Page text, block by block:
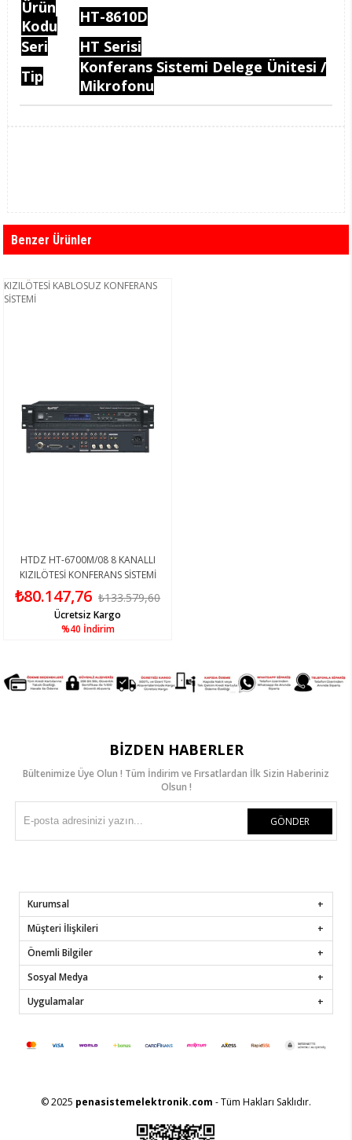
Ürün
Kodu
HT-8610D
Seri
HT Serisi
Tip
Konferans Sistemi Delege Ünitesi /
Mikrofonu
Benzer Ürünler
KIZILÖTESİ KABLOSUZ KONFERANS
SİSTEMİ
HTDZ HT-6700M/08 8 KANALLI
KIZILÖTESİ KONFERANS SİSTEMİ
ÜNİTESİ
₺80.147,76 ₺133.579,60
%40 İndirim
Ücretsiz Kargo
BIZDEN HABERLER
Bültenimize Üye Olun ! Tüm İndirim ve Fırsatlardan İlk Sizin Haberiniz
Olsun !
GÖNDER
Kurumsal
Müşteri İlişkileri
Önemli Bilgiler
Sosyal Medya
Uygulamalar
© 2025 penasistemelektronik.com - Tüm Hakları Saklıdır.